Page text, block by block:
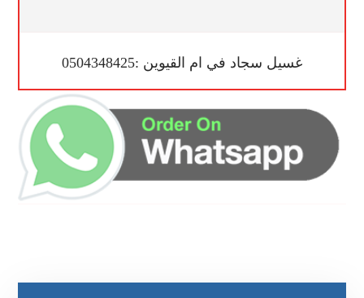
غسيل سجاد في ام القيوين :0504348425